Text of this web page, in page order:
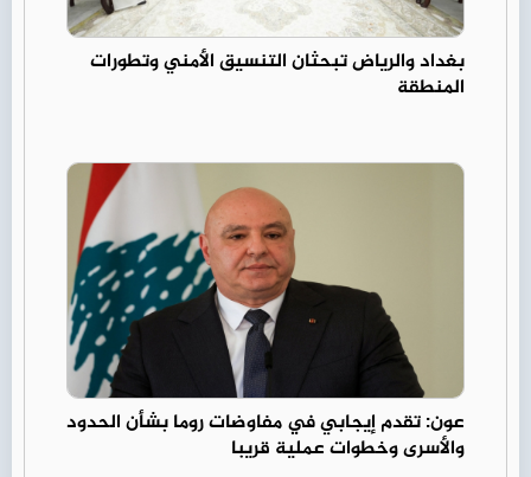
بغداد والرياض تبحثان التنسيق الأمني وتطورات
المنطقة
عون: تقدم إيجابي في مفاوضات روما بشأن الحدود
والأسرى وخطوات عملية قريبا